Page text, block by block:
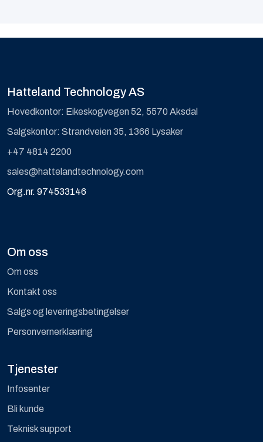
Hatteland Technology AS
Hovedkontor: Eikeskogvegen 52, 5570 Aksdal
Salgskontor: Strandveien 35, 1366 Lysaker
+47 4814 2200
sales@hattelandtechnology.com
Org.nr. 974533146
Om oss
Om oss
Kontakt oss
Salgs og leveringsbetingelser
Personvernerklæring
Tjenester
Infosenter
Bli kunde
Teknisk support